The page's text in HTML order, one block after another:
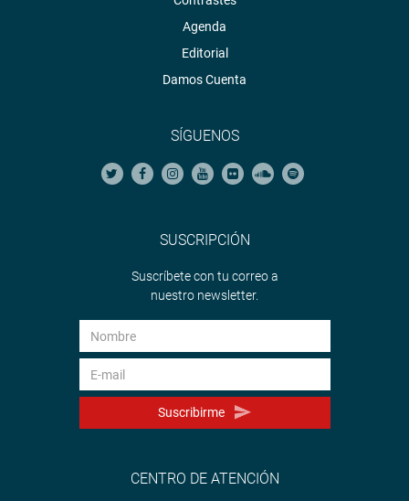
Agenda
Editorial
Damos Cuenta
SÍGUENOS
SUSCRIPCIÓN
Suscríbete con tu correo a
nuestro newsletter.
Suscribirme
CENTRO DE ATENCIÓN